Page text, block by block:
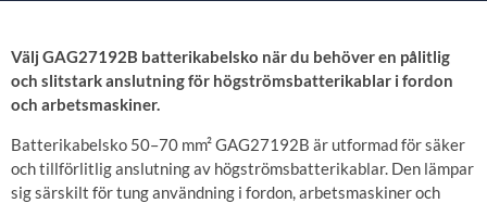
Välj GAG27192B batterikabelsko när du behöver en pålitlig
och slitstark anslutning för högströmsbatterikablar i fordon
och arbetsmaskiner.
Batterikabelsko 50–70 mm² GAG27192B är utformad för säker
och tillförlitlig anslutning av högströmsbatterikablar. Den lämpar
sig särskilt för tung användning i fordon, arbetsmaskiner och